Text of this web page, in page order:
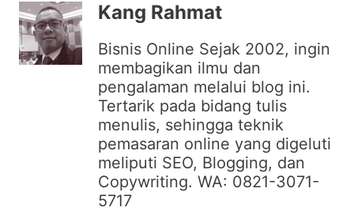
Kang Rahmat
Bisnis Online Sejak 2002, ingin
membagikan ilmu dan
pengalaman melalui blog ini.
Tertarik pada bidang tulis
menulis, sehingga teknik
pemasaran online yang digeluti
meliputi SEO, Blogging, dan
Copywriting. WA: 0821-3071-
5717